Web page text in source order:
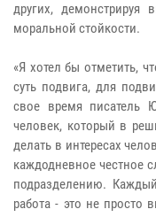
других, демонстрируя
моральной стойкости.
«Я хотел бы отметить,
суть подвига, для
свое время писатель
человек, который в
делать в интересах
каждодневное честное
подразделению.
работа - это не просто